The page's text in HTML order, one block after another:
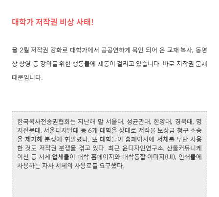
대학가 저작권 비상 사태!
올 2월 저작권 강화로 대학가에서 공공연하게 묵인 되어 온 교재 복사, 동영
상 상영 등 강의를 위한 행동들에 제동이 걸리고 있습니다. 바로 저작권 문제
때문입니다.
한국복사전송권협회는 지난해 말 서울대, 성균관대, 한양대, 경북대, 명
지전문대, 서울디지털대 등 6개 대학을 상대로 저작물 보상금 청구 소송
을 제기해 분쟁에 휘말렸다. 또 대학들이 홈페이지에 서체를 무단 사용
한 것도 저작권 분쟁을 겪고 있다. 최근 윤디자인연구소, 산돌커뮤니케
이션 등 서체 업체들이 대학 홈페이지와 대학통합 이미지(UI), 인쇄물에
사용하는 자사 서체의 사용료를 요구했다.